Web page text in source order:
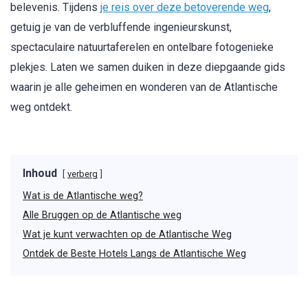
belevenis. Tijdens je reis over deze betoverende weg,
getuig je van de verbluffende ingenieurskunst,
spectaculaire natuurtaferelen en ontelbare fotogenieke
plekjes. Laten we samen duiken in deze diepgaande gids
waarin je alle geheimen en wonderen van de Atlantische
weg ontdekt.
Inhoud verberg
Wat is de Atlantische weg?
Alle Bruggen op de Atlantische weg
Wat je kunt verwachten op de Atlantische Weg
Ontdek de Beste Hotels Langs de Atlantische Weg